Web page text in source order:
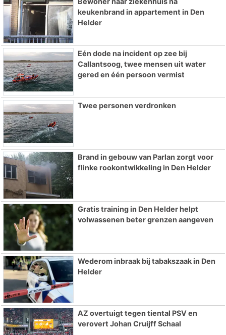
keukenbrand in appartement in Den
Helder
Eén dode na incident op zee bij
Callantsoog, twee mensen uit water
gered en één persoon vermist
Twee personen verdronken
Brand in gebouw van Parlan zorgt voor
flinke rookontwikkeling in Den Helder
Gratis training in Den Helder helpt
volwassenen beter grenzen aangeven
Wederom inbraak bij tabakszaak in Den
Helder
AZ overtuigt tegen tiental PSV en
verovert Johan Cruijff Schaal